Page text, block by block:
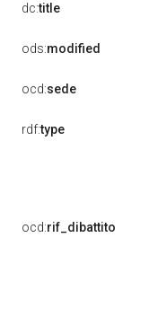
dc:title
ods:modified
ocd:sede
rdf:type
ocd:rif_dibattito